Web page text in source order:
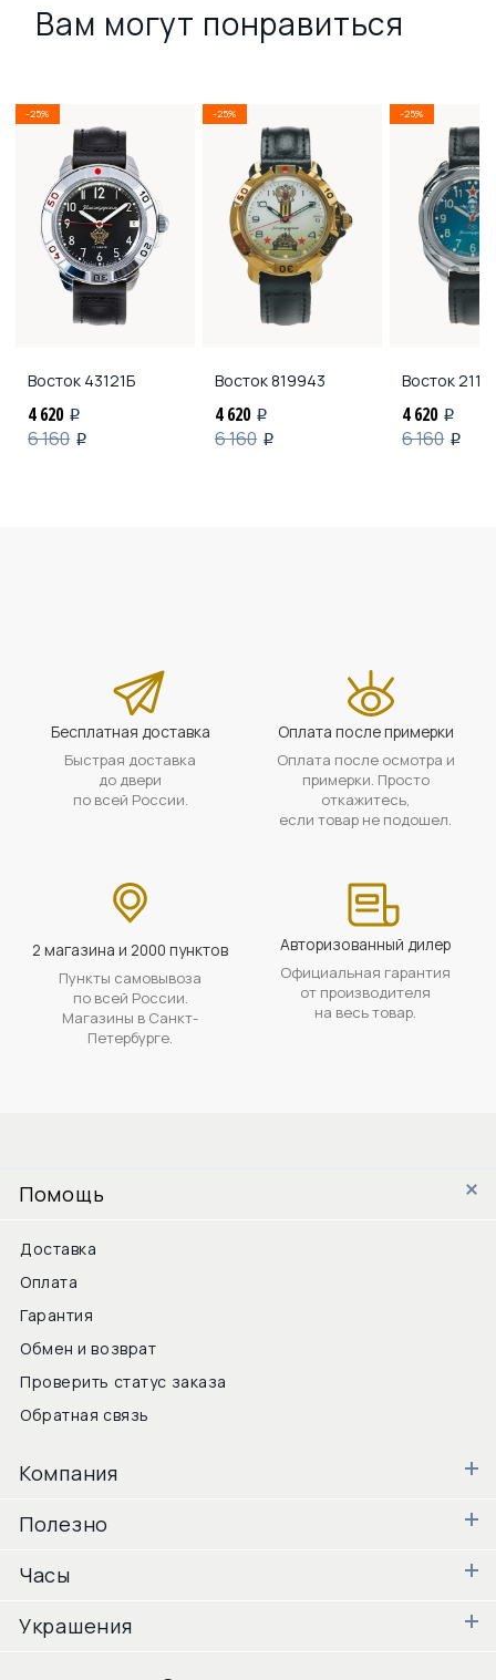
Вам могут понравиться
-25%
Восток 43121Б
4 620 i
6 160 i
-25%
Восток819943
4 620 i
6 160 i
-25%
Восток
4 620 i
6 160 i
Бесплатная доставка
Быстрая доставка
до двери
по всей России.
Оплата после примерки
Оплата после осмотра и
примерки. Просто
откажитесь,
если товар не подошел.
2 магазина и 2000 пунктов
Пункты самовывоза
по всей России.
Магазины в Санкт-
Петербурге.
Авторизованный дилер
Официальная гарантия
от производителя
на весь товар.
Помощь
Доставка
Оплата
Гарантия
Обмен и возврат
Проверить статус заказа
Обратная связь
Компания
Полезно
Часы
Украшения